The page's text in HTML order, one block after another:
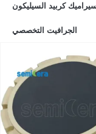
كربيد السيليكون
الجرافيت التخصصي